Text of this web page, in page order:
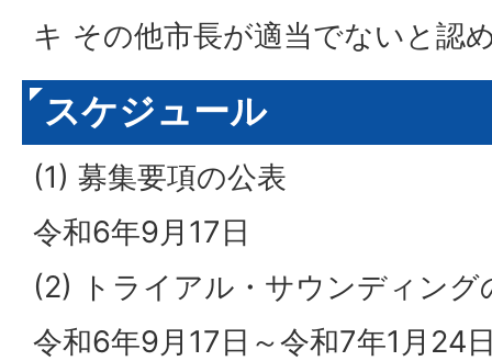
キ その他市長が適当でないと認
スケジュール
(1) 募集要項の公表
令和6年9月17日
(2) トライアル・サウンディング
令和6年9月17日～令和7年1月24